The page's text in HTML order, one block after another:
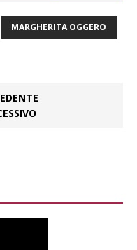
MARGHERITA OGGERO